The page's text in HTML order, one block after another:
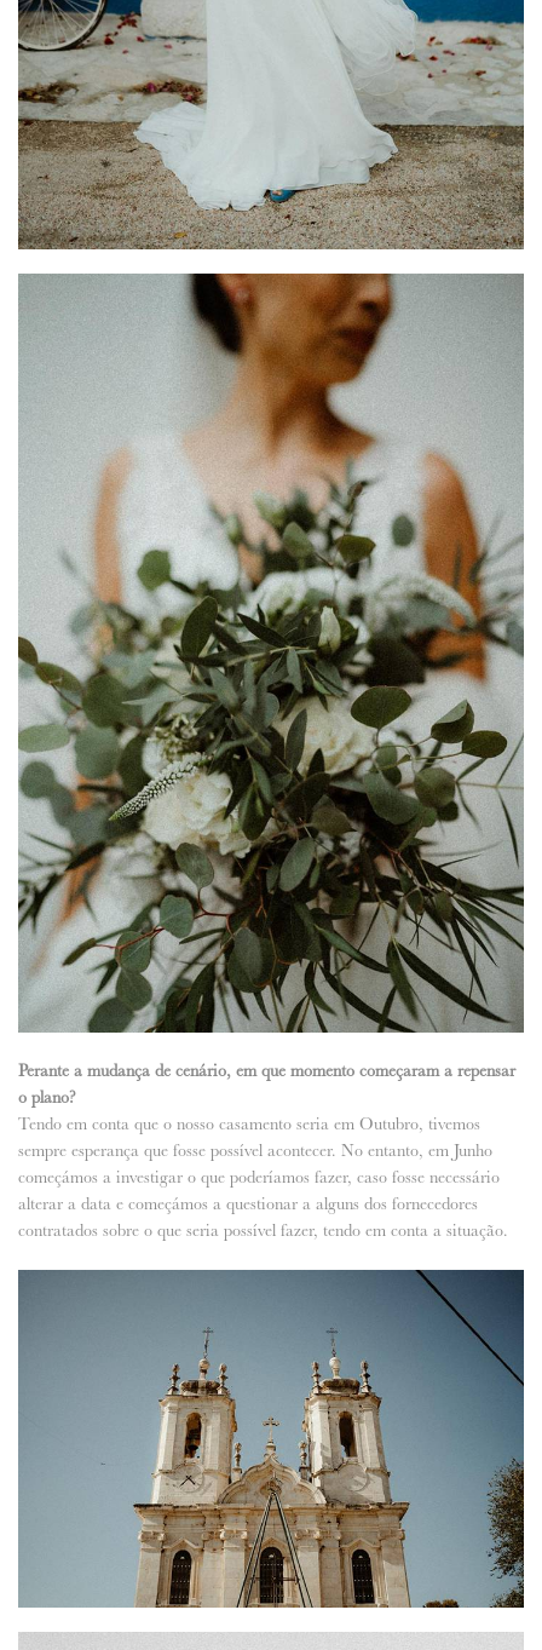
Perante a mudança de cenário, em que momento começaram a repensar
o plano?
Tendo em conta que o nosso casamento seria em Outubro, tivemos
sempre esperança que fosse possível acontecer. No entanto, em Junho
começámos a investigar o que poderíamos fazer, caso fosse necessário
alterar a data e começámos a questionar a alguns dos fornecedores
contratados sobre o que seria possível fazer, tendo em conta a situação.